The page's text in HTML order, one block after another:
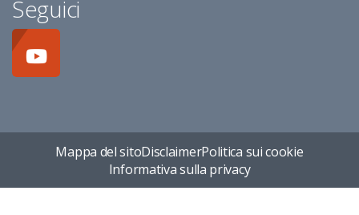
Seguici
Mappa del sitoDisclaimerPolitica sui cookie
Informativa sulla privacy